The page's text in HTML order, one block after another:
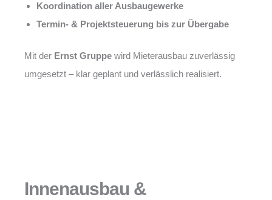
Koordination aller Ausbaugewerke
Termin- & Projektsteuerung bis zur Übergabe
Mit der Ernst Gruppe wird Mieterausbau zuverlässig
umgesetzt – klar geplant und verlässlich realisiert.
Innenausbau &